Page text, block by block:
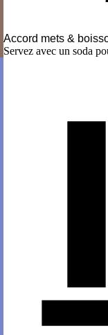
Accord mets &
Servez avec un soda